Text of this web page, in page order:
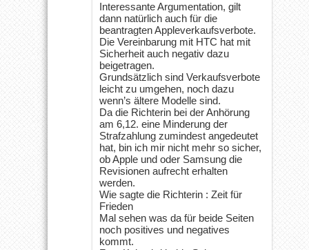
Interessante Argumentation, gilt
dann natürlich auch für die
beantragten Appleverkaufsverbote.
Die Vereinbarung mit HTC hat mit
Sicherheit auch negativ dazu
beigetragen.
Grundsätzlich sind Verkaufsverbote
leicht zu umgehen, noch dazu
wenn’s ältere Modelle sind.
Da die Richterin bei der Anhörung
am 6,12. eine Minderung der
Strafzahlung zumindest angedeutet
hat, bin ich mir nicht mehr so sicher,
ob Apple und oder Samsung die
Revisionen aufrecht erhalten
werden.
Wie sagte die Richterin : Zeit für
Frieden
Mal sehen was da für beide Seiten
noch positives und negatives
kommt.